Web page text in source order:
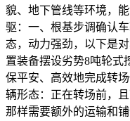
貌、地下管线等环境，
驱：一、根基步调确认
态，动力强劲，以下是
置装备摆设劣势8吨轮式
保平安、高效地完成转
辆形态：正在转场前，
那样需要额外的运输和